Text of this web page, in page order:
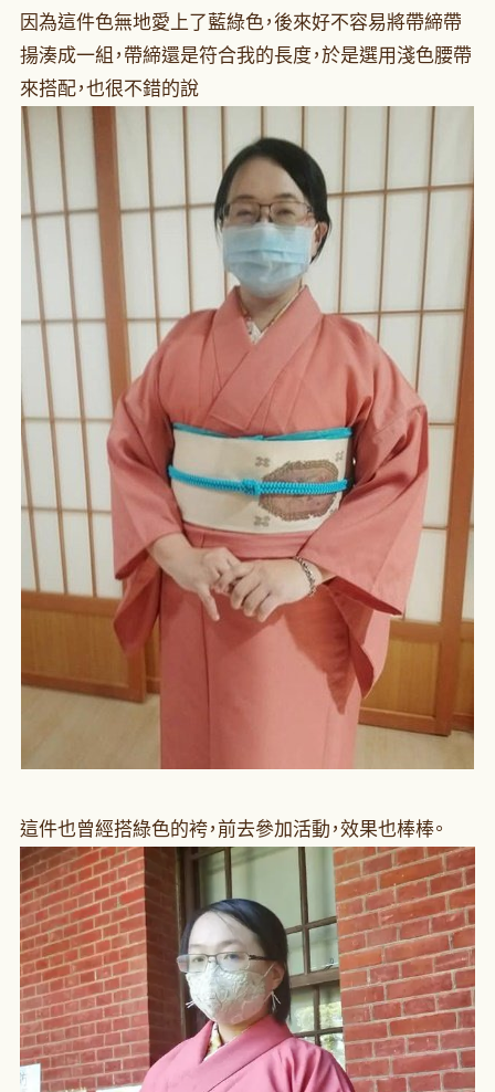
因為這件色無地愛上了藍綠色，後來好不容易將帶締帶
揚湊成一組，帶締還是符合我的長度，於是選用淺色腰帶
來搭配，也很不錯的說
這件也曾經搭綠色的袴，前去參加活動，效果也棒棒。